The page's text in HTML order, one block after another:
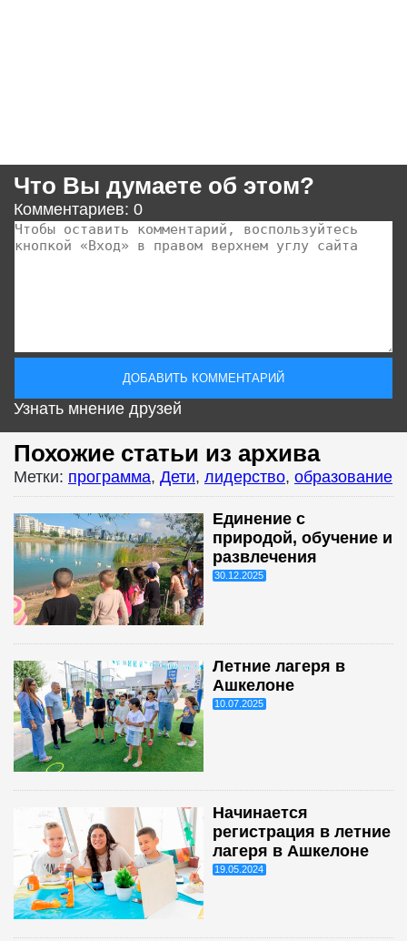
Что Вы думаете об этом?
Комментариев: 0
Узнать мнение друзей
Похожие статьи из архива
Метки: программа, Дети, лидерство, образование
Единение с
природой, обучение и
развлечения
30.12.2025
Летние лагеря в
Ашкелоне
10.07.2025
Начинается
регистрация в летние
лагеря в Ашкелоне
19.05.2024